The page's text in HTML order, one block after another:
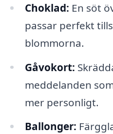
Choklad: En söt
passar perfekt
blommorna.
Gåvokort:
meddelanden
mer personligt.
Ballonger: